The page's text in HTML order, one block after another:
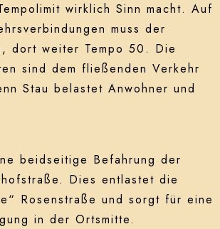
wirklich Sinn macht. Auf
muss der
dort weiter Tempo 50. Die
sind dem fließenden Verkehr
Stau belastet Anwohner und
beidseitige Befahrung der
Dies entlastet die
Rosenstraße und sorgt für eine
in der Ortsmitte.